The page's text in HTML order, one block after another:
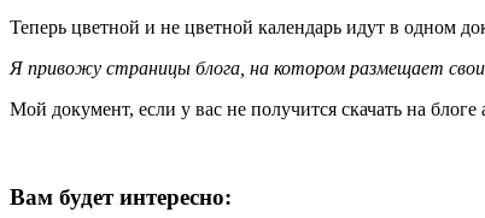
Теперь цветной и не цветной календарь идут в одном
Я привожу страницы блога, на котором размещает
Мой документ, если у вас не получится скачать на блоге
Вам будет интересно: